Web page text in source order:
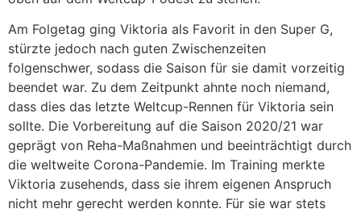
Am Folgetag ging Viktoria als Favorit in den Super G,
stürzte jedoch nach guten Zwischenzeiten
folgenschwer, sodass die Saison für sie damit vorzeitig
beendet war. Zu dem Zeitpunkt ahnte noch niemand,
dass dies das letzte Weltcup-Rennen für Viktoria sein
sollte. Die Vorbereitung auf die Saison 2020/21 war
geprägt von Reha-Maßnahmen und beeinträchtigt durch
die weltweite Corona-Pandemie. Im Training merkte
Viktoria zusehends, dass sie ihrem eigenen Anspruch
nicht mehr gerecht werden konnte. Für sie war stets